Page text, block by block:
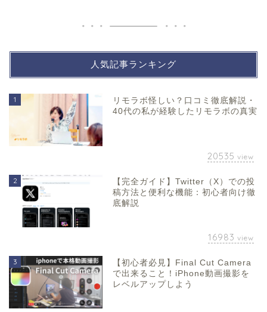
人気記事ランキング
1
リモラボ怪しい？口コミ徹底解説・
40代の私が経験したリモラボの真実
20535 view
2
【完全ガイド】Twitter（X）での投
稿方法と便利な機能：初心者向け徹
底解説
16983 view
3
【初心者必見】Final Cut Camera
で出来ること！iPhone動画撮影を
レベルアップしよう